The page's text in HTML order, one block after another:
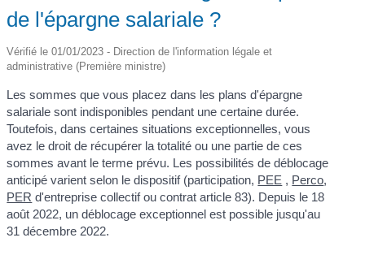
de l'épargne salariale ?
Vérifié le 01/01/2023 - Direction de l'information légale et
administrative (Première ministre)
Les sommes que vous placez dans les plans d'épargne
salariale sont indisponibles pendant une certaine durée.
Toutefois, dans certaines situations exceptionnelles, vous
avez le droit de récupérer la totalité ou une partie de ces
sommes avant le terme prévu. Les possibilités de déblocage
anticipé varient selon le dispositif (participation, PEE , Perco,
PER d'entreprise collectif ou contrat article 83). Depuis le 18
août 2022, un déblocage exceptionnel est possible jusqu'au
31 décembre 2022.